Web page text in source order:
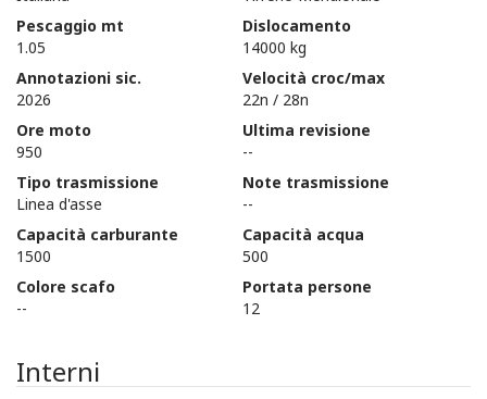
Pescaggio mt
1.05
Annotazioni sic.
2026
Ore moto
950
Tipo trasmissione
Linea d'asse
Capacità carburante
1500
Colore scafo
--
Dislocamento
14000 kg
Velocità croc/max
22n / 28n
Ultima revisione
--
Note trasmissione
--
Capacità acqua
500
Portata persone
12
Interni